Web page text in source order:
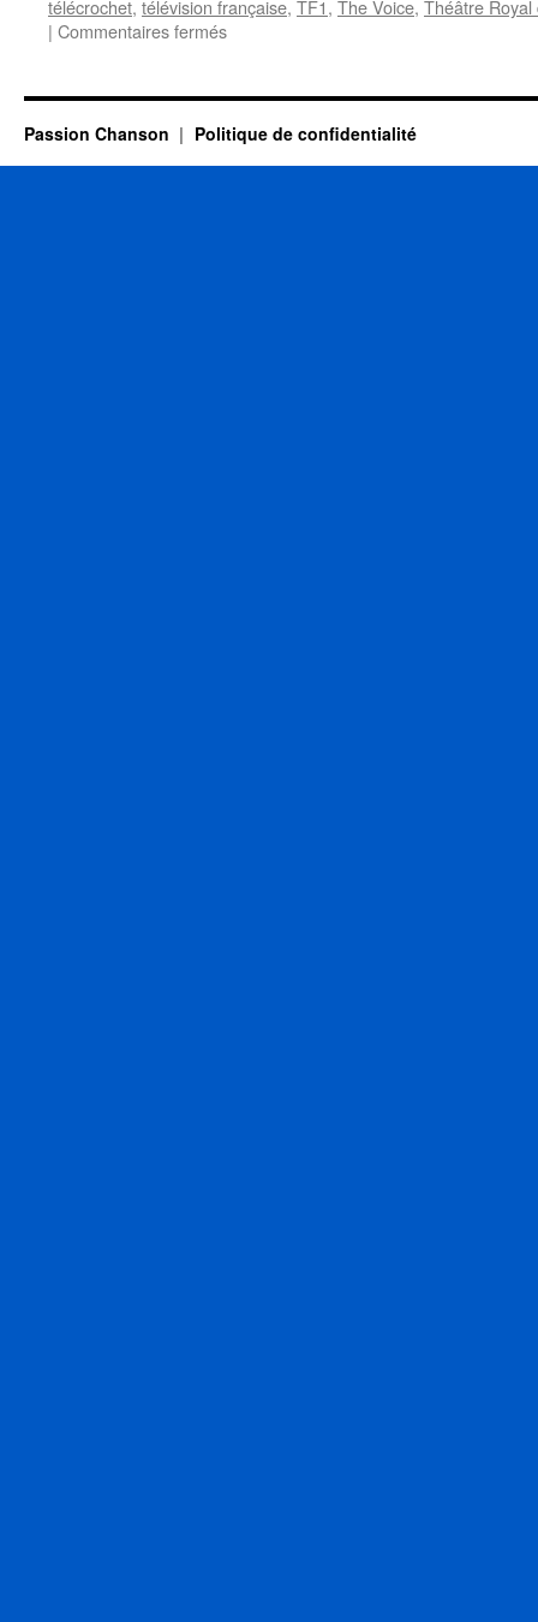
télécrochet, télévision française, TF1, The Voice, Théâtre Royal
| Commentaires ferméssur
Passion Chanson Politique de confidentialité